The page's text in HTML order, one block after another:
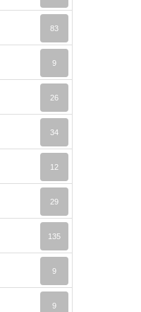
83
9
26
34
12
29
135
9
9